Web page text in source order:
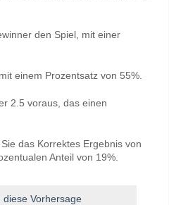
den Spiel, mit einer
einem Prozentsatz von 55%.
2.5 voraus, das einen
das Korrektes Ergebnis von
Anteil von 19%.
diese Vorhersage